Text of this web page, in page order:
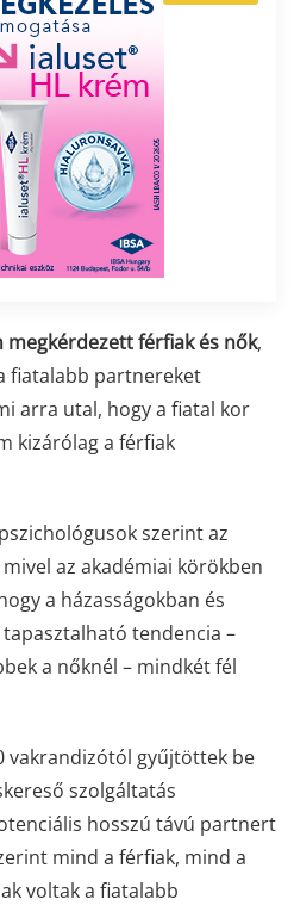
férfiak és nők,
fiatalabb partnereket
arra utal, hogy a fiatal kor
kizárólag a férfiak
szerint az
az akadémiai körökben
a házasságokban és
tendencia –
a nőknél – mindkét fél
vakrandizótól gyűjtöttek be
szolgáltatás
hosszú távú partnert
mind a férfiak, mind a
voltak a fiatalabb